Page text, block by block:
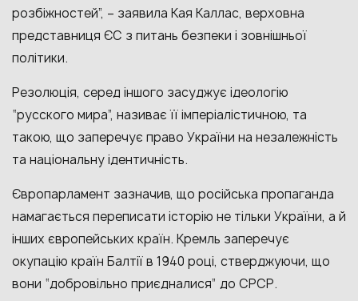
розбіжностей”, – заявила Кая Каллас, верховна
представниця ЄС з питань безпеки і зовнішньої
політики.
Резолюція, серед іншого засуджує ідеологію
“русского мира”, називає її імперіалістичною, та
такою, що заперечує право України на незалежність
та національну ідентичність.
Європарламент зазначив, що російська пропаганда
намагається переписати історію не тільки України, а й
інших європейських країн. Кремль заперечує
окупацію країн Балтії в 1940 році, стверджуючи, що
вони “добровільно приєдналися” до СРСР.